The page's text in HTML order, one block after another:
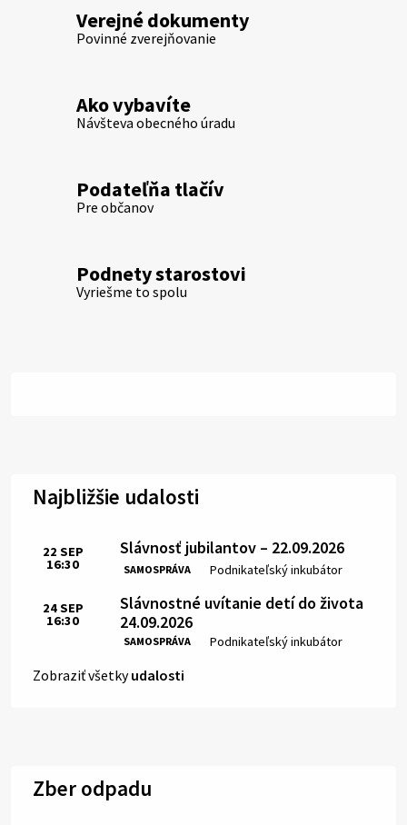
Verejné dokumenty
Povinné zverejňovanie
Ako vybavíte
Návšteva obecného úradu
Podateľňa tlačív
Pre občanov
Podnety starostovi
Vyriešme to spolu
Najbližšie udalosti
Slávnosť jubilantov – 22.09.2026
SAMOSPRÁVA Miesto:
Podnikateľský inkubátor
Čas:
22 SEP
16:30
Slávnostné uvítanie detí do života
24.09.2026
SAMOSPRÁVA Miesto:
Podnikateľský inkubátor
Čas:
24SEP
16:30
Zobraziť všetkyudalosti
Zber odpadu